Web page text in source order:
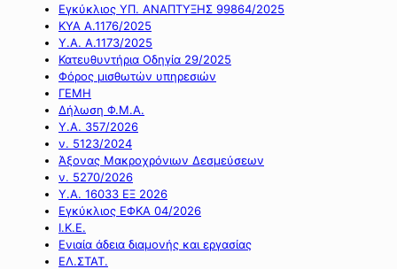
Εγκύκλιος ΥΠ. ΑΝΑΠΤΥΞΗΣ 99864/2025
ΚΥΑ Α.1176/2025
Υ.Α. Α.1173/2025
Κατευθυντήρια Οδηγία 29/2025
Φόρος μισθωτών υπηρεσιών
ΓΕΜΗ
Δήλωση Φ.Μ.Α.
Υ.Α. 357/2026
ν. 5123/2024
Άξονας Μακροχρόνιων Δεσμεύσεων
ν. 5270/2026
Υ.Α. 16033 ΕΞ 2026
Εγκύκλιος ΕΦΚΑ 04/2026
Ι.Κ.Ε.
Ενιαία άδεια διαμονής και εργασίας
ΕΛ.ΣΤΑΤ.